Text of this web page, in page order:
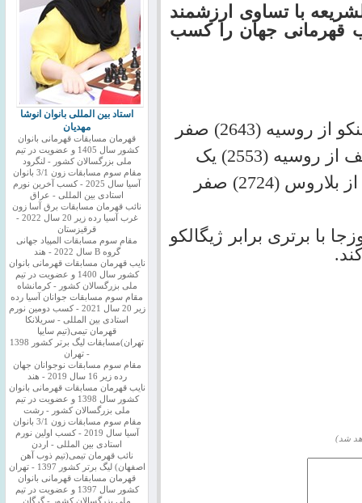
با تساوی ارزشمند
قهرمانی جهان را کسب
با برتری برابر ژیگالکو
شد)
استاد بین المللی بانوان انوشا
مهدیان
قهرمان مسابقات قهرمانی بانوان
کشور سال 1405 و عضویت در تیم
ملی بزرگسالان کشور - لنگرود
مقام سوم مسابقات زون 3/1 بانوان
آسیا سال 2025 - کسب آخرین نورم
استادی بین المللی - عراق
نائب قهرمان مسابقات برق آسا زون
غرب آسیا رده زیر 20 سال 2022 -
قرقیزستان
مقام سوم مسابقات المپیاد جهانی
گروه B سال 2022 - هند
نایب قهرمان مسابقات قهرمانی بانوان
کشور سال 1400 و عضویت در تیم
ملی بزرگسالان کشور - کرمانشاه
مقام سوم مسابقات جوانان آسیا رده
زیر 20 سال 2021 - کسب دومین نورم
استادی بین المللی - سریلانکا
قهرمان تیمی(تیم سایپا
تهران)مسابقات لیگ برتر کشور 1398
- تهران
مقام سوم مسابقات نوجوانان جهان
رده زیر 16 سال 2019 - هند
نایب قهرمان مسابقات قهرمانی بانوان
کشور سال 1398 و عضویت در تیم
ملی بزرگسالان کشور - رشت
مقام سوم مسابقات زون 3/1 بانوان
آسیا سال 2019 - کسب اولین نورم
استادی بین المللی - اردن
نائب قهرمان تیمی(تیم ذوب آهن
اصفهان) لیگ برتر کشور 1397 - تهران
قهرمان مسابقات قهرمانی بانوان
کشور سال 1397 و عضویت در تیم
ملی بزرگسالان کشور - گرگان